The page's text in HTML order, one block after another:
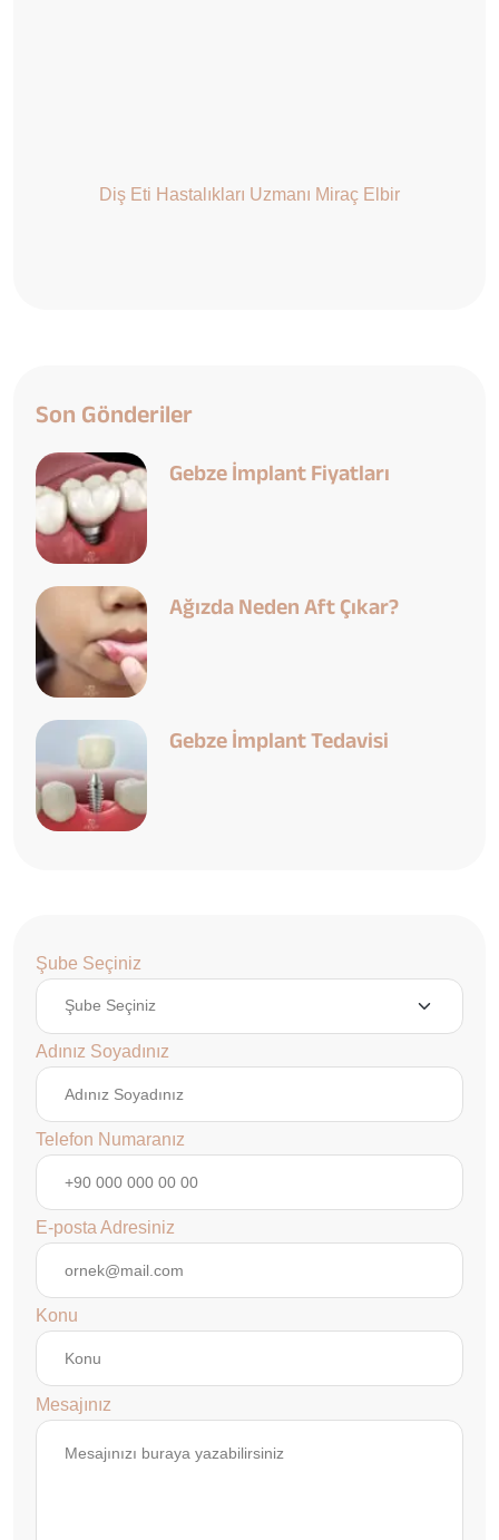
Diş Eti Hastalıkları Uzmanı Miraç Elbir
Son Gönderiler
Gebze İmplant Fiyatları
Ağızda Neden Aft Çıkar?
Gebze İmplant Tedavisi
Şube Seçiniz
Adınız Soyadınız
Telefon Numaranız
E-posta Adresiniz
Konu
Mesajınız